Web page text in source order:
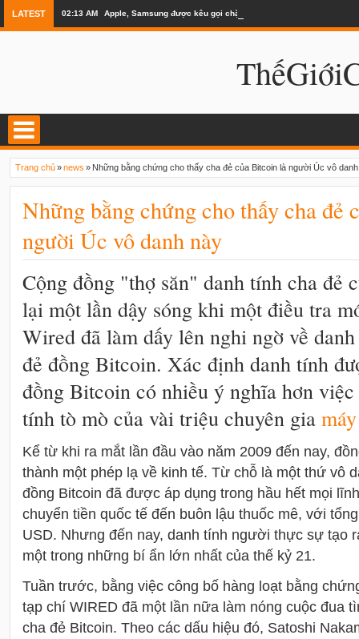
LATEST 02:13 AM Apple, Samsung được kêu gọi chặn ứng dụng khi lái xe
Trang chủ»news » Những bằng chứng cho thấy cha đẻ của Bitcoin là người Úc vô
Những bằng chứng cho thấy cha đẻ
người Úc vô danh này
Cộng đồng "thợ săn" danh tính cha đẻ
lại một lần dậy sóng khi một điều tra
Wired đã làm dấy lên nghi ngờ về
đẻ đồng Bitcoin. Xác định danh tính
đồng Bitcoin có nhiều ý nghĩa hơn
tính tò mò của vài triệu chuyên gia
Kể từ khi ra mắt lần đầu vào năm 2009 đến nay,
thành một phép lạ về kinh tế. Từ chỗ là một thứ vô
đồng Bitcoin đã được áp dụng trong hầu hết mọi
chuyển tiền quốc tế đến buôn lậu thuốc mê, với
USD. Nhưng đến nay, danh tính người thực sự tạo
một trong những bí ẩn lớn nhất của thế kỷ 21.
Tuần trước, bằng việc công bố hàng loạt bằng
tạp chí WIRED đã một lần nữa làm nóng cuộc đua
cha đẻ Bitcoin. Theo các dấu hiệu đó, Satoshi